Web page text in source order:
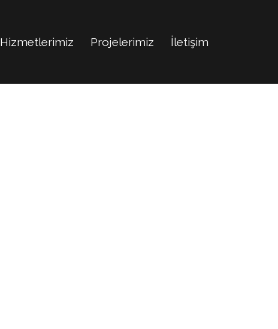
Hizmetlerimiz Projelerimiz İletişim